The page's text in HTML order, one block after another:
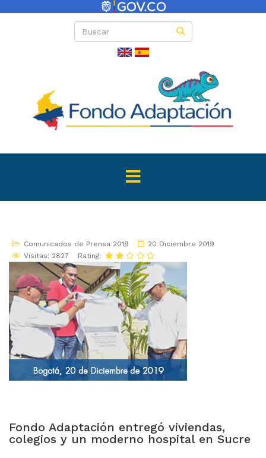
Comunicados de Prensa 2019
20 Diciembre 2019
Visitas: 2827
Rating:
Fondo Adaptación entregó viviendas,
colegios y un moderno hospital en Sucre